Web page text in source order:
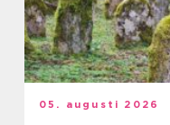
05. augusti 2026